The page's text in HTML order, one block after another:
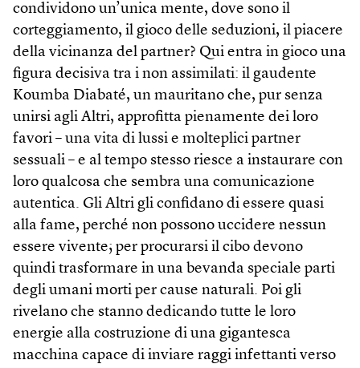
condividono un’unica mente, dove sono il
corteggiamento, il gioco delle seduzioni, il piacere
della vicinanza del partner? Qui entra in gioco una
figura decisiva tra i non assimilati: il gaudente
Koumba Diabaté, un mauritano che, pur senza
unirsi agli Altri, approfitta pienamente dei loro
favori – una vita di lussi e molteplici partner
sessuali – e al tempo stesso riesce a instaurare con
loro qualcosa che sembra una comunicazione
autentica. Gli Altri gli confidano di essere quasi
alla fame, perché non possono uccidere nessun
essere vivente; per procurarsi il cibo devono
quindi trasformare in una bevanda speciale parti
degli umani morti per cause naturali. Poi gli
rivelano che stanno dedicando tutte le loro
energie alla costruzione di una gigantesca
macchina capace di inviare raggi infettanti verso